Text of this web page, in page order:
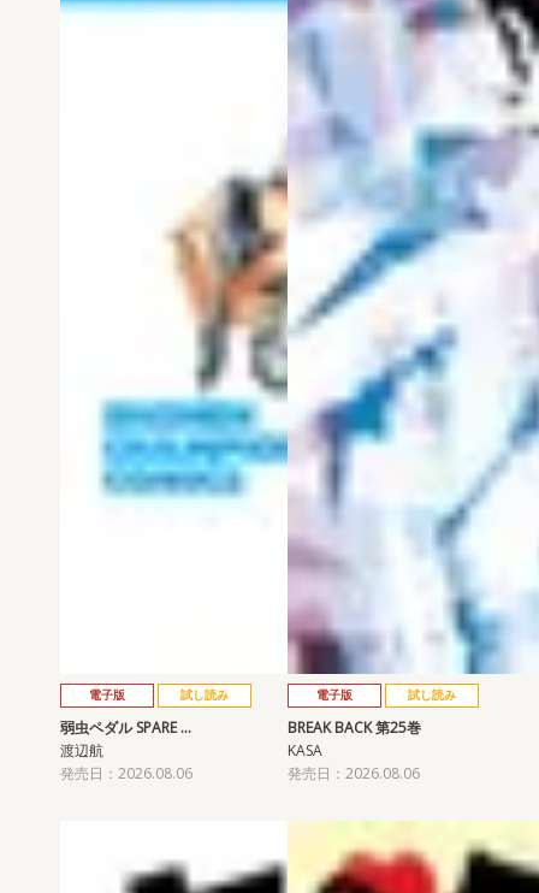
電子版 試し読み
弱虫ペダル SPARE …
渡辺航
発売日：2026.08.06
電子版 試し読み
BREAK BACK 第25巻
KASA
発売日：2026.08.06